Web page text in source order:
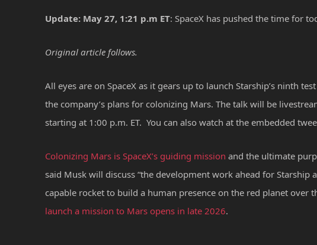
Update: May 27, 1:21 p.m ET: SpaceX has pushed the time for
Original article follows.
All eyes are on SpaceX as it gears up to launch Starship’s ninth
the company’s plans for colonizing Mars. The talk will be
starting at 1:00 p.m. ET. You can also watch at the embedded
Colonizing Mars is SpaceX’s guiding mission and the ultimate
said Musk will discuss “the development work ahead for Starship
capable rocket to build a human presence on the red planet over
launch a mission to Mars opens in late 2026.